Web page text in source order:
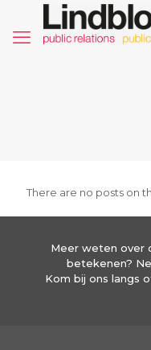
There are no posts on
Meer weten over
betekenen?
Kom bij ons langs